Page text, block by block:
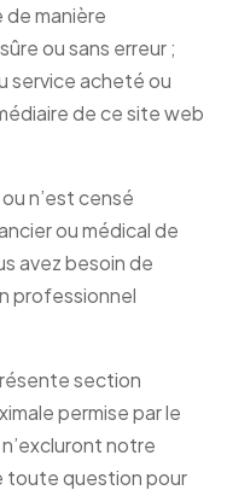
manière
ou sans erreur ;
service acheté ou
de ce site web
n’est censé
ou médical de
avez besoin de
professionnel
section
permise par le
notre
toute question pour